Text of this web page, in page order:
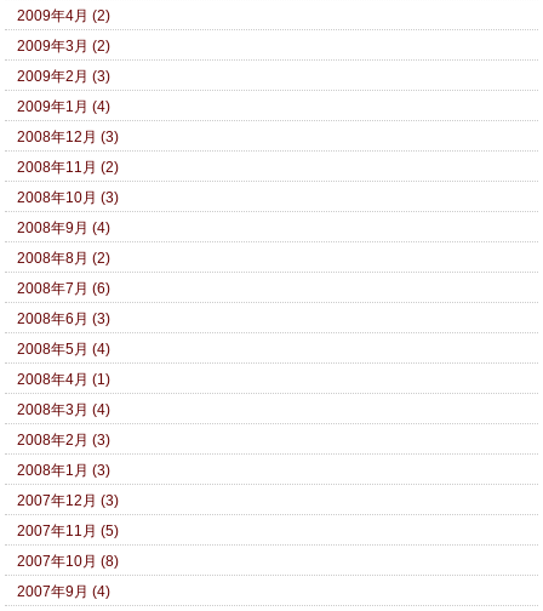
2009年4月 (2)
2009年3月 (2)
2009年2月 (3)
2009年1月 (4)
2008年12月 (3)
2008年11月 (2)
2008年10月 (3)
2008年9月 (4)
2008年8月 (2)
2008年7月 (6)
2008年6月 (3)
2008年5月 (4)
2008年4月 (1)
2008年3月 (4)
2008年2月 (3)
2008年1月 (3)
2007年12月 (3)
2007年11月 (5)
2007年10月 (8)
2007年9月 (4)